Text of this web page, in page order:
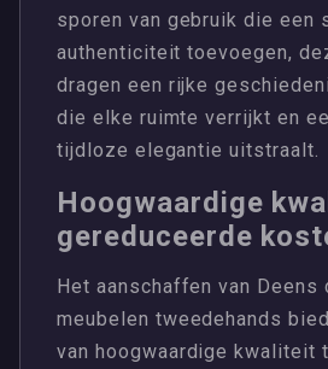
sporen van gebruik die een
authenticiteit toevoegen,
dragen een rijke
die elke ruimte verrijkt en
tijdloze elegantie uitstraalt.
Hoogwaardige
gereduceerde
Het aanschaffen van Deens
meubelen tweedehands
van hoogwaardige kwaliteit